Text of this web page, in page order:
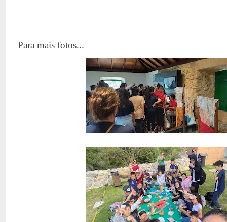
Para mais fotos...